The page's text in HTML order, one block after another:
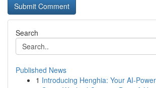
Search
Published News
1 Introducing Henghia: Your AI-